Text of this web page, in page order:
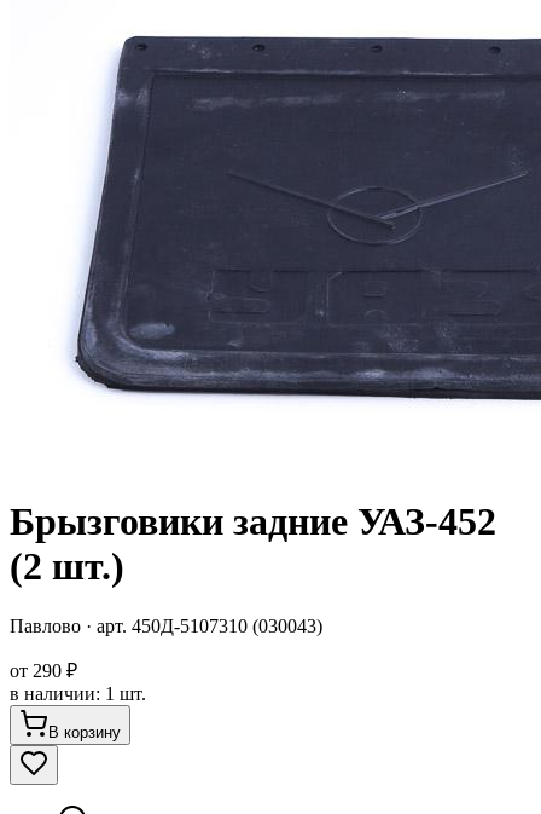
Брызговики задние УАЗ-452
(2 шт.)
Павлово · арт. 450Д-5107310 (030043)
от 290 ₽
в наличии: 1 шт.
В корзину